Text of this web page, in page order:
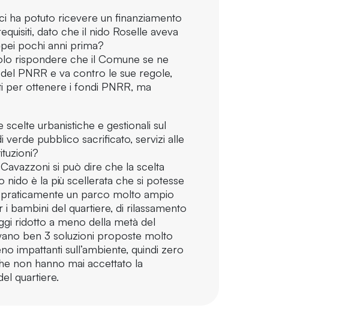
ha potuto ricevere un finanziamento
dato che il nido Roselle aveva
pochi anni prima?
rispondere che il Comune se ne
PNRR e va contro le sue regole,
per ottenere i fondi PNRR, ma
urbanistiche e gestionali sul
verde pubblico sacrificato, servizi alle
si può dire che la scelta
nido è la più scellerata che si potesse
un parco molto ampio
i bambini del quartiere, di rilassamento
ridotto a meno della metà del
ben 3 soluzioni proposte molto
impattanti sull’ambiente, quindi zero
non hanno mai accettato la
quartiere.